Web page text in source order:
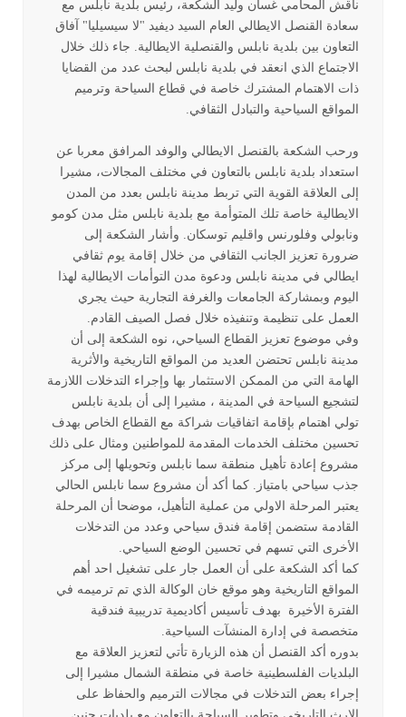
ناقش المحامي غسان وليد الشكعة، رئيس بلدية نابلس مع
سعادة القنصل الايطالي العام السيد ديفيد "لا سيسيليا" آفاق
التعاون بين بلدية نابلس والقنصلية الايطالية. جاء ذلك خلال
الاجتماع الذي انعقد في بلدية نابلس لبحث عدد من القضايا
ذات الاهتمام المشترك خاصة في قطاع السياحة وترميم
المواقع السياحية والتبادل الثقافي.
ورحب الشكعة بالقنصل الايطالي والوفد المرافق معربا عن
استعداد بلدية نابلس بالتعاون في مختلف المجالات، مشيرا
إلى العلاقة القوية التي تربط مدينة نابلس بعدد من المدن
الايطالية خاصة تلك المتوأمة مع بلدية نابلس مثل مدن كومو
ونابولي وفلورنس واقليم توسكان. وأشار الشكعة إلى
ضرورة تعزيز الجانب الثقافي من خلال إقامة يوم ثقافي
ايطالي في مدينة نابلس ودعوة مدن التوأمات الايطالية لهذا
اليوم وبمشاركة الجامعات والغرفة التجارية حيث يجري
العمل على تنظيمة وتنفيذه خلال فصل الصيف القادم.
وفي موضوع تعزيز القطاع السياحي، نوه الشكعة إلى أن
مدينة نابلس تحتضن العديد من المواقع التاريخية والأثرية
الهامة التي من الممكن الاستثمار بها وإجراء التدخلات اللازمة
لتشجيع السياحة في المدينة ، مشيرا إلى أن بلدية نابلس
تولي اهتمام بإقامة اتفاقيات شراكة مع القطاع الخاص بهدف
تحسين مختلف الخدمات المقدمة للمواطنين ومثال على ذلك
مشروع إعادة تأهيل منطقة سما نابلس وتحويلها إلى مركز
جذب سياحي بامتياز. كما أكد أن مشروع سما نابلس الحالي
يعتبر المرحلة الاولي من عملية التأهيل، موضحا أن المرحلة
القادمة ستضمن إقامة فندق سياحي وعدد من التدخلات
الأخرى التي تسهم في تحسين الوضع السياحي.
كما أكد الشكعة على أن العمل جار على تشغيل احد أهم
المواقع التاريخية وهو موقع خان الوكالة الذي تم ترميمه في
الفترة الأخيرة بهدف تأسيس أكاديمية تدريبية فندقية
متخصصة في إدارة المنشآت السياحية.
بدوره أكد القنصل أن هذه الزيارة تأتي لتعزيز العلاقة مع
البلديات الفلسطينية خاصة في منطقة الشمال مشيرا إلى
إجراء بعض التدخلات في مجالات الترميم والحفاظ على